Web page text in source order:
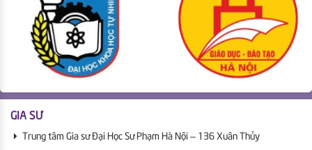
GIA SƯ
Trung tâm Gia sư Đại Học Sư Phạm Hà Nội – 136 Xuân Thủy